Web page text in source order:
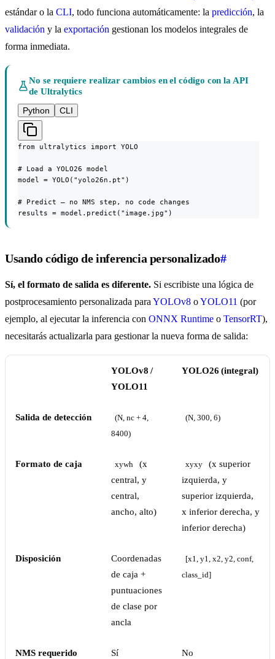
estándar o la CLI, todo funciona automáticamente: la predicción, la
validación y la exportación gestionan los modelos integrales de
forma inmediata.
No se requiere realizar cambios en el código con la API
de Ultralytics
Python
CLI
from ultralytics import YOLO
# Load a YOLO26 model
model = YOLO("yolo26n.pt")
# Predict — no NMS step, no code changes
results = model.predict("image.jpg")
Usando código de inferencia personalizado#
Sí, el formato de salida es diferente. Si escribiste una lógica de
postprocesamiento personalizada para YOLOv8 oYOLO11 (por
ejemplo, al ejecutar la inferencia con ONNX Runtime o TensorRT),
necesitarás actualizarla para gestionar la nueva forma de salida:
YOLOv8 /
YOLO11
YOLO26 (integral)
Salida de detección
(N, nc + 4,
8400)
(N, 300, 6)
Formato de caja xywh
(x
central, y
central,
ancho, alto)
xyxy
(x superior
izquierda, y
superior izquierda,
x inferior derecha, y
inferior derecha)
Disposición
Coordenadas
de caja +
puntuaciones
de clase por
ancla
[x1, y1, x2, y2, conf,
class_id]
NMS requerido Sí No